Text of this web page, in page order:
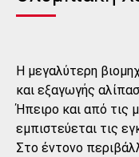
Η μεγαλύτερη
και εξαγωγής
Ήπειρο και από τις
εμπιστεύεται τις
Στο έντονο